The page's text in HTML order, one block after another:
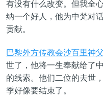
有没有什么改变。但我全
纳一个好人，他为中梵对
贡献。
巴黎外方传教会沙百里神父
世了，他将一生奉献给了
的线索。他们二位的去世
季好像要结束了。